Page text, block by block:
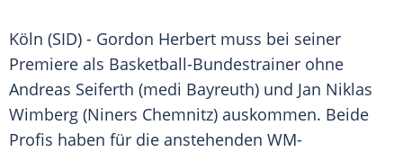
Köln (SID) - Gordon Herbert muss bei seiner
Premiere als Basketball-Bundestrainer ohne
Andreas Seiferth (medi Bayreuth) und Jan Niklas
Wimberg (Niners Chemnitz) auskommen. Beide
Profis haben für die anstehenden WM-